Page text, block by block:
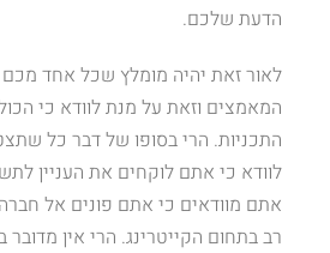
הדעת שלכם.
לאור זאת יהיה מומלץ שכל אחד
המאמצים וזאת על מנת לוודא כי
התכניות. הרי בסופו של דבר כל
לוודא כי אתם לוקחים את העניין
אתם מוודאים כי אתם פונים אל
רב בתחום הקייטרינג. הרי אין מדובר